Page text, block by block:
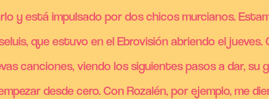
y está impulsado por dos chicos murcianos.
que estuvo en el Ebrovisión abriendo el
canciones, viendo los siguientes pasos a dar, su
desde cero. Con Rozalén, por ejemplo, me